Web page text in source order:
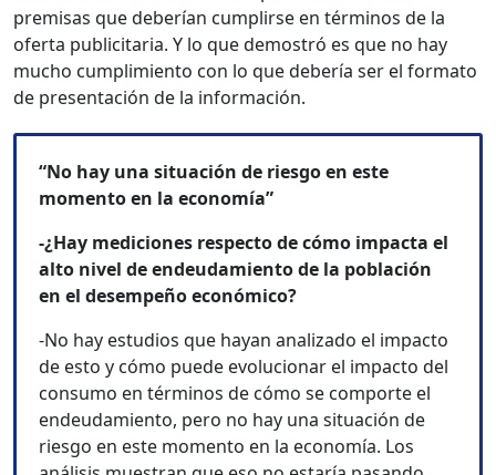
premisas que deberían cumplirse en términos de la
oferta publicitaria. Y lo que demostró es que no hay
mucho cumplimiento con lo que debería ser el formato
de presentación de la información.
“No hay una situación de riesgo en este
momento en la economía”
-¿Hay mediciones respecto de cómo impacta el
alto nivel de endeudamiento de la población
en el desempeño económico?
-No hay estudios que hayan analizado el impacto
de esto y cómo puede evolucionar el impacto del
consumo en términos de cómo se comporte el
endeudamiento, pero no hay una situación de
riesgo en este momento en la economía. Los